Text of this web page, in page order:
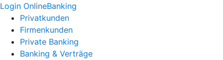
Login OnlineBanking
Privatkunden
Firmenkunden
Private Banking
Banking & Verträge